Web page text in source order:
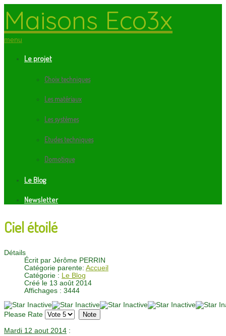
Maisons Eco3x
menu
Le projet
Choix techniques
Les matériaux
Les systèmes
Etudes techniques
Domotique
Le Blog
Newsletter
Ciel étoilé
Détails
Écrit par Jérôme PERRIN
Catégorie parente: Accueil
Catégorie : Le Blog
Créé le 13 août 2014
Affichages : 3444
Please Rate
Mardi 12 aout 2014 :